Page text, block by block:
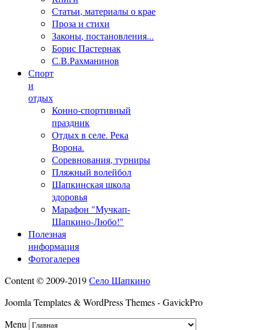
Статьи, материалы о крае
Проза и стихи
Законы, постановления...
Борис Пастернак
С.В.Рахманинов
Спорт
и
отдых
Конно-спортивный
праздник
Отдых в селе. Река
Ворона.
Соревнования, турниры
Пляжный волейбол
Шапкинская школа
здоровья
Марафон "Мучкап-
Шапкино-Любо!"
Полезная
информация
Фотогалерея
Content © 2009-2019Село Шапкино
Joomla Templates & WordPress Themes - GavickPro
Menu